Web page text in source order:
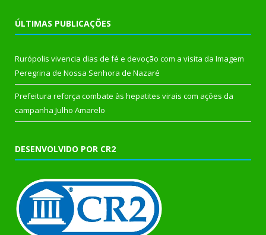
ÚLTIMAS PUBLICAÇÕES
Rurópolis vivencia dias de fé e devoção com a visita da Imagem
Peregrina de Nossa Senhora de Nazaré
Prefeitura reforça combate às hepatites virais com ações da
campanha Julho Amarelo
DESENVOLVIDO POR CR2